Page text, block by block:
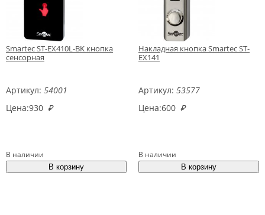
Smartec ST-EX410L-BK кнопка
сенсорная
Артикул: 54001
Цена:930 ₽
В наличии
Накладная кнопка Smartec ST-
EX141
Артикул: 53577
Цена:600 ₽
В наличии